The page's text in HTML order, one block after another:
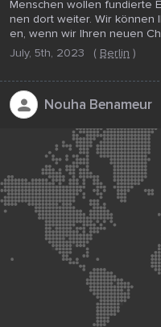
Menschen wollen fundierte
nen dort weiter. Wir können
en, wenn wir Ihren neuen
July, 5th, 2023
( Berlin )
Nouha Benameur